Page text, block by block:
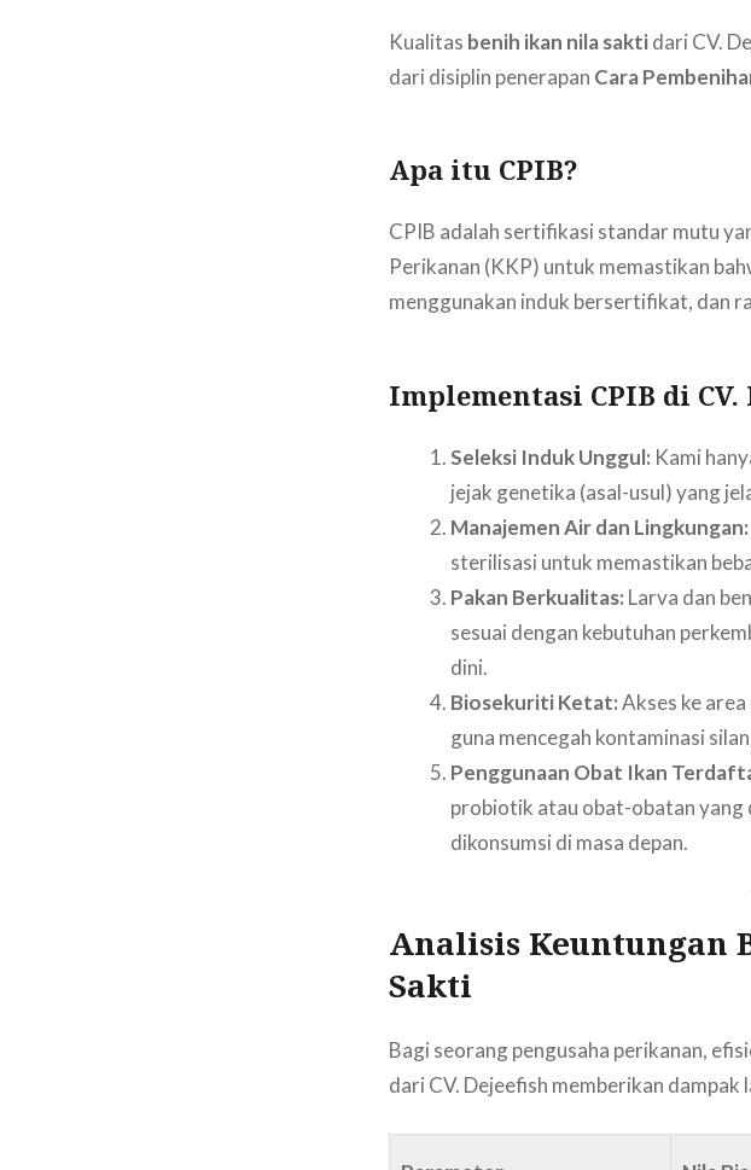
Kualitas benih ikan nila saktidari CV.
dari disiplin penerapan Cara
Apa itu CPIB?
CPIB adalah sertifikasi standar mutu
Perikanan (KKP) untuk memastikan
menggunakan induk bersertifikat, dan
Implementasi CPIB di CV.
Seleksi Induk Unggul: Kami
jejak genetika (asal-usul) yang
Manajemen Air dan Lingkungan:
sterilisasi untuk memastikan
Pakan Berkualitas: Larva dan
sesuai dengan kebutuhan
dini.
Biosekuriti Ketat:Akses ke
guna mencegah kontaminasi
Penggunaan Obat Ikan
probiotik atau obat-obatan yang
dikonsumsi di masa depan.
Analisis Keuntungan
Sakti
Bagi seorang pengusaha perikanan,
dari CV. Dejeefish memberikan dampak